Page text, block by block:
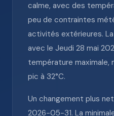
calme, avec des
peu de contraintes
activités extérieures.
avec le Jeudi 28 mai
température maximale,
pic à 32°C.
Un changement plus
2026-05-31. La